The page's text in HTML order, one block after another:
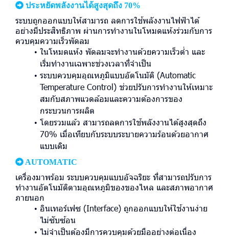
ประหยัดพลังงานได้สูงสุดถึง 70%
ระบบถูกออกแบบให้สามารถ ลดการใช้พลังงานไฟฟ้าได้
อย่างมีประสิทธิภาพ ผ่านการทำงานในโหมดแห้งร่วมกับการ
ควบคุมความเร็วพัดลม
ในโหมดแห้ง พัดลมจะทำงานด้วยความเร็วต่ำ และ
เริ่มทำงานเฉพาะช่วงเวลาที่จำเป็น
ระบบควบคุมอุณหภูมิแบบอัตโนมัติ (Automatic
Temperature Control) ช่วยปรับการทำงานให้เหมาะ
สมกับสภาพแวดล้อมและความต้องการของ
กระบวนการผลิต
โดยรวมแล้ว สามารถลดการใช้พลังงานได้สูงสุดถึง
70% เมื่อเทียบกับระบบระบายความร้อนด้วยอากาศ
แบบเดิม
AUTOMATIC
เครื่องมาพร้อม ระบบควบคุมแบบอัจฉริยะ ที่สามารถปรับการ
ทำงานอัตโนมัติตามอุณหภูมิของของไหล และสภาพอากาศ
ภายนอก
อินเทอร์เฟซ (Interface) ถูกออกแบบให้ใช้งานง่าย
ไม่ซับซ้อน
ไม่จำเป็นต้องมีการควบคุมด้วยมืออย่างต่อเนื่อง